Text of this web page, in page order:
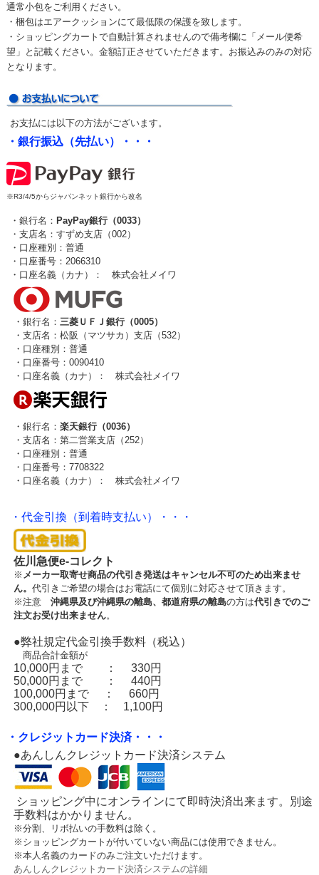
通常小包をご利用ください。
・梱包はエアークッションにて最低限の保護を致します。
・ショッピングカートで自動計算されませんので備考欄に「メール便希
望」と記載ください。金額訂正させていただきます。お振込みのみの対応
となります。
お支払には以下の方法がございます。
・銀行振込（先払い）・・・
※R3/4/5からジャパンネット銀行から改名
・銀行名： PayPay銀行（0033）
・支店名：すずめ支店（002）
・口座種別：普通
・口座番号：2066310
・口座名義（カナ）： 株式会社メイワ
・銀行名： 三菱ＵＦＪ銀行（0005）
・支店名：松阪（マツサカ）支店（532）
・口座種別：普通
・口座番号：0090410
・口座名義（カナ）： 株式会社メイワ
・銀行名： 楽天銀行（0036）
・支店名：第二営業支店（252）
・口座種別：普通
・口座番号：7708322
・口座名義（カナ）： 株式会社メイワ
・代金引換（到着時支払い）・・・
佐川急便e-コレクト
※ メーカー取寄せ商品の代引き発送はキャンセル不可のため出来ませ
ん。 代引きご希望の場合はお電話にて個別に対応させて頂きます。
※注意 沖縄県及び沖縄県の離島、都道府県の離島の方は代引きでのご
注文お受け出来ません。
●弊社規定代金引換手数料（税込）
商品合計金額が
10,000円まで ： 330円
50,000円まで ： 440円
100,000円まで ： 660円
300,000円以下 ： 1,100円
・クレジットカード決済・・・
●あんしんクレジットカード決済システム
ショッピング中にオンラインにて即時決済出来ます。別途
手数料はかかりません。
※分割、リボ払いの手数料は除く。
※ショッピングカートが付いていない商品には使用できません。
※本人名義のカードのみご注文いただけます。
あんしんクレジットカード決済システムの詳細